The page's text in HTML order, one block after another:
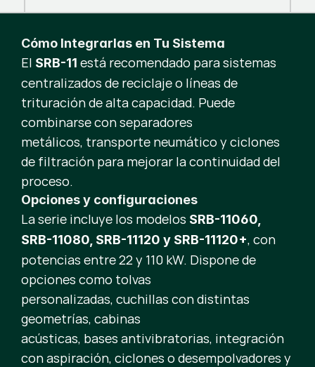
Cómo Integrarlas en Tu Sistema
El SRB-11 está recomendado para sistemas
centralizados de reciclaje o líneas de
trituración de alta capacidad. Puede
combinarse con separadores
metálicos, transporte neumático y ciclones
de filtración para mejorar la continuidad del
proceso.
Opciones y configuraciones
La serie incluye los modelos SRB-11060,
SRB-11080, SRB-11120 y SRB-11120+, con
potencias entre 22 y 110 kW. Dispone de
opciones como tolvas
personalizadas, cuchillas con distintas
geometrías, cabinas
acústicas, bases antivibratorias, integración
con aspiración, ciclones o desempolvadores y